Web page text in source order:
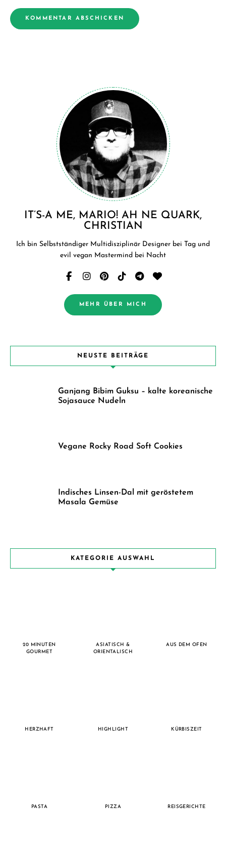
IT’S-A ME, MARIO! AH NE QUARK,
CHRISTIAN
Ich bin Selbstständiger Multidisziplinär Designer bei Tag und
evil vegan Mastermind bei Nacht
MEHR ÜBER MICH
NEUSTE BEITRÄGE
Ganjang Bibim Guksu – kalte koreanische
Sojasauce Nudeln
Vegane Rocky Road Soft Cookies
Indisches Linsen-Dal mit geröstetem
Masala Gemüse
KATEGORIE AUSWAHL
20 MINUTEN
GOURMET
ASIATISCH &
ORIENTALISCH
AUS DEM OFEN
HERZHAFT HIGHLIGHT KÜRBISZEIT
PASTA PIZZA REISGERICHTE